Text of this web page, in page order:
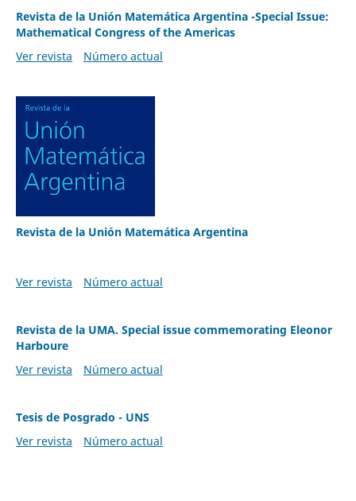
Revista de la Unión Matemática Argentina -Special Issue:
Mathematical Congress of the Americas
Ver revista
Número actual
Revista de la Unión Matemática Argentina
Ver revista Número actual
Revista de la UMA. Special issue commemorating Eleonor
Harboure
Ver revista
Número actual
Tesis de Posgrado - UNS
Ver revista
Número actual